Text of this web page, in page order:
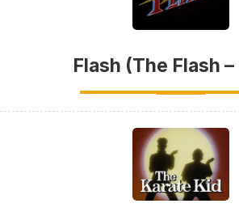
Flash (The Flash